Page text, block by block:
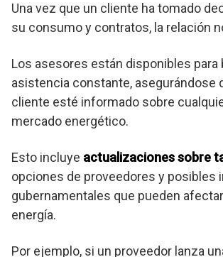
Una vez que un cliente ha tomado
su consumo y contratos, la relación
Los asesores están disponibles para
asistencia constante, asegurándose
cliente esté informado sobre
mercado energético.
Esto incluye actualizaciones sobre
opciones de proveedores y posibles
gubernamentales que pueden
energía.
Por ejemplo, si un proveedor lanza